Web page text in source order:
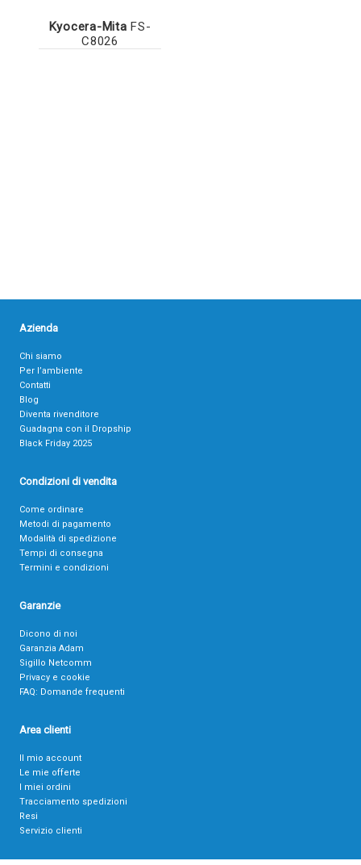
Kyocera-Mita FS-
C8026
Azienda
Chi siamo
Per l’ambiente
Contatti
Blog
Diventa rivenditore
Guadagna con il Dropship
Black Friday 2025
Condizioni di vendita
Come ordinare
Metodi di pagamento
Modalità di spedizione
Tempi di consegna
Termini e condizioni
Garanzie
Dicono di noi
Garanzia Adam
Sigillo Netcomm
Privacy e cookie
FAQ: Domande frequenti
Area clienti
Il mio account
Le mie offerte
I miei ordini
Tracciamento spedizioni
Resi
Servizio clienti